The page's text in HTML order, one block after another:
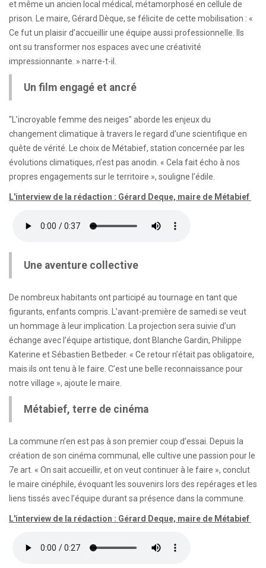
et même un ancien local médical, métamorphosé en cellule de
prison. Le maire, Gérard Dèque, se félicite de cette mobilisation : «
Ce fut un plaisir d’accueillir une équipe aussi professionnelle. Ils
ont su transformer nos espaces avec une créativité
impressionnante. » narre-t-il.
Un film engagé et ancré
"L’incroyable femme des neiges" aborde les enjeux du
changement climatique à travers le regard d’une scientifique en
quête de vérité. Le choix de Métabief, station concernée par les
évolutions climatiques, n’est pas anodin. « Cela fait écho à nos
propres engagements sur le territoire », souligne l’édile.
L'interview de la rédaction : Gérard Deque, maire de Métabief
Une aventure collective
De nombreux habitants ont participé au tournage en tant que
figurants, enfants compris. L’avant-première de samedi se veut
un hommage à leur implication. La projection sera suivie d’un
échange avec l’équipe artistique, dont Blanche Gardin, Philippe
Katerine et Sébastien Betbeder. « Ce retour n’était pas obligatoire,
mais ils ont tenu à le faire. C’est une belle reconnaissance pour
notre village », ajoute le maire.
Métabief, terre de cinéma
La commune n’en est pas à son premier coup d’essai. Depuis la
création de son cinéma communal, elle cultive une passion pour le
7e art. « On sait accueillir, et on veut continuer à le faire », conclut
le maire cinéphile, évoquant les souvenirs lors des repérages et les
liens tissés avec l’équipe durant sa présence dans la commune.
L'interview de la rédaction : Gérard Deque, maire de Métabief